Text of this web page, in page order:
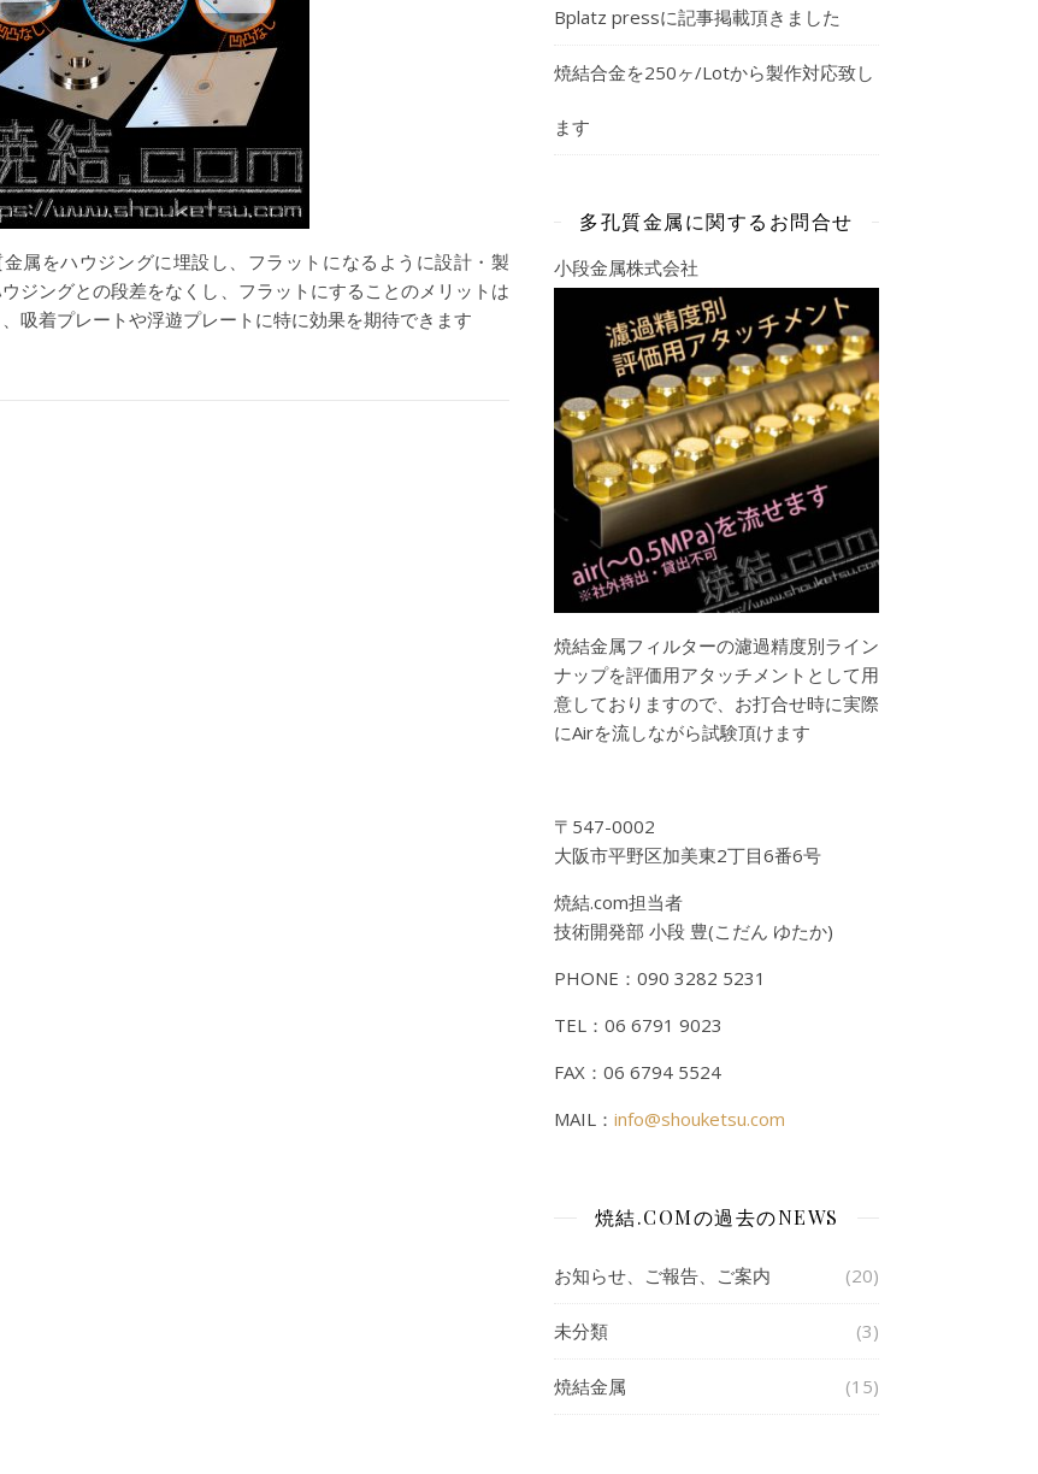
金属をハウジングに埋設し、フラットになるように設計・製
ジングとの段差をなくし、フラットにすることのメリットは
吸着プレートや浮遊プレートに特に効果を期待できます
Bplatz pressに記事掲載頂きました
焼結合金を250ヶ/Lotから製作対応致し
ます
多孔質金属に関するお問合せ
小段金属株式会社
焼結金属フィルターの濾過精度別ライン
ナップを評価用アタッチメントとして用
意しておりますので、お打合せ時に実際
にAirを流しながら試験頂けます
〒547-0002
大阪市平野区加美東2丁目6番6号
焼結.com担当者
技術開発部 小段 豊(こだん ゆたか)
PHONE：090 3282 5231
TEL：06 6791 9023
FAX：06 6794 5524
MAIL： info@shouketsu.com
焼結.COMの過去のNEWS
お知らせ、ご報告、ご案内 (20)
未分類 (3)
焼結金属 (15)